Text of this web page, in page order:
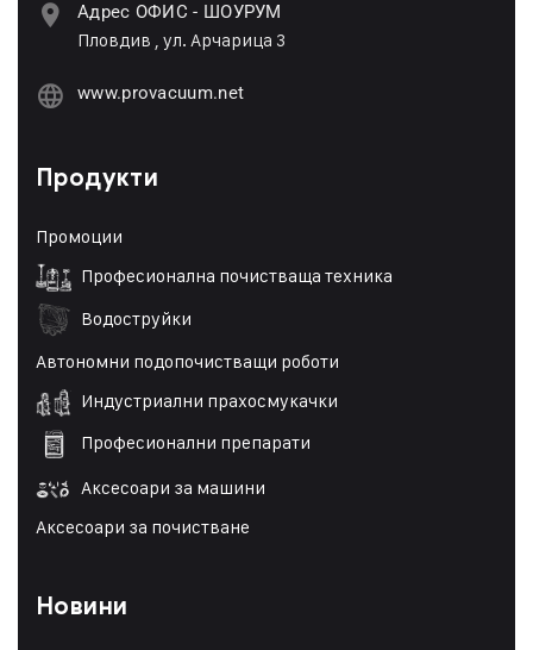
Адрес ОФИС - ШОУРУМ
Пловдив , ул. Арчарица 3
www.provacuum.net
Продукти
Промоции
Професионална почистваща техника
Водоструйки
Автономни подопочистващи роботи
Индустриални прахосмукачки
Професионални препарати
Аксесоари за машини
Аксесоари за почистване
Новини